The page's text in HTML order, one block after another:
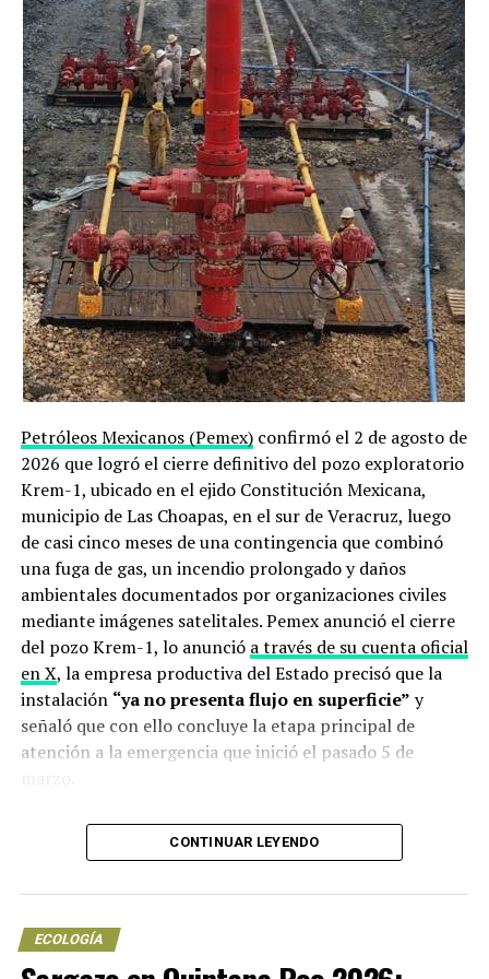
rápidamente, los años sin hielo sólo serían ocasionales.
Con mayores emisiones, no habrá hielo en septiembre en
la mayoría de los años.
Actualmente, el Polo norte está formado por hielo
marino durante todo el año. Cada verano, la zona helada
disminuye y en invierno vuelve a crecer. Sin embargo, el
área general del Océano Ártico se ha reducido
drásticamente en las últimas décadas, en todas las
épocas del año. Esto afecta gravemente al ecosistema y
al clima polar. La capa helada es el hábitat de osos
polares y focas. También la biología marina incluye
pequeños camarones, crustáceos, y algunos ejemplares
de bacalao ártico. Además, el hielo mantiene el Ártico
fresco al reflejar la luz solar.
NOTICIAS RELACIONADAS
UP NEXT
Desastre ambiental en Norilsk, Rusia; derraman cerca
de 21 mil toneladas de diesel
DON'T MISS
Celebra SLS Cancún Día de la Madre Tierra con ecocidio
Petróleos Mexicanos (Pemex)confirmó el 2 de agosto de
2026 que logró el cierre definitivo del pozo exploratorio
Krem-1, ubicado en el ejido Constitución Mexicana,
municipio de Las Choapas, en el sur de Veracruz, luego
de casi cinco meses de una contingencia que combinó
una fuga de gas, un incendio prolongado y daños
ambientales documentados por organizaciones civiles
mediante imágenes satelitales. Pemex anunció el cierre
del pozo Krem-1, lo anunció a través de su cuenta oficial
en X, la empresa productiva del Estado precisó que la
instalación “ya no presenta flujo en superficie” y
señaló que con ello concluye la etapa principal de
atención a la emergencia que inició el pasado 5 de
Qué anunció Pemex sobre el cierre
En sutarjeta informativa oficial
cierre se logró gracias al despliegue de equipos técnicos
CONTINUAR LEYENDO
ECOLOGÍA